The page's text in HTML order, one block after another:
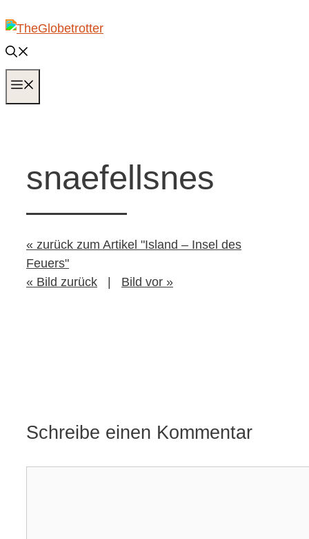
Inhalt
springen
snaefellsnes
« zurück zum Artikel "Island – Insel des
Feuers"
« Bild zurück
| Bild vor »
Schreibe einen Kommentar